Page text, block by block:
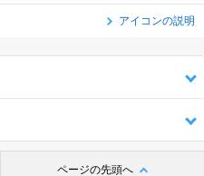
アイコンの説明
ページの先頭へ